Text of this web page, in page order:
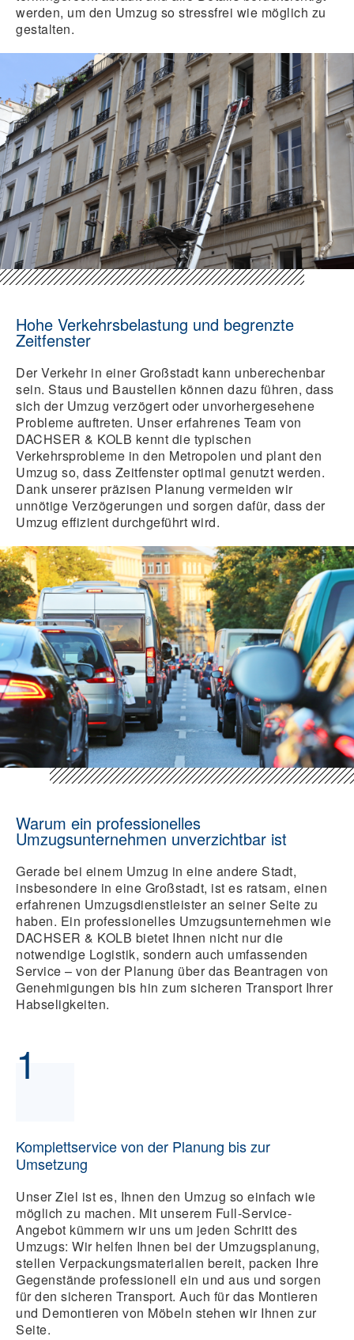
werden, um den Umzug so stressfrei wie möglich zu
gestalten.
Hohe Verkehrsbelastung und begrenzte
Zeitfenster
Der Verkehr in einer Großstadt kann unberechenbar
sein. Staus und Baustellen können dazu führen, dass
sich der Umzug verzögert oder unvorhergesehene
Probleme auftreten. Unser erfahrenes Team von
DACHSER & KOLB kennt die typischen
Verkehrsprobleme in den Metropolen und plant den
Umzug so, dass Zeitfenster optimal genutzt werden.
Dank unserer präzisen Planung vermeiden wir
unnötige Verzögerungen und sorgen dafür, dass der
Umzug effizient durchgeführt wird.
Warum ein professionelles
Umzugsunternehmen unverzichtbar ist
Gerade bei einem Umzug in eine andere Stadt,
insbesondere in eine Großstadt, ist es ratsam, einen
erfahrenen Umzugsdienstleister an seiner Seite zu
haben. Ein professionelles Umzugsunternehmen wie
DACHSER & KOLB bietet Ihnen nicht nur die
notwendige Logistik, sondern auch umfassenden
Service – von der Planung über das Beantragen von
Genehmigungen bis hin zum sicheren Transport Ihrer
Habseligkeiten.
1
Komplettservice von der Planung bis zur
Umsetzung
Unser Ziel ist es, Ihnen den Umzug so einfach wie
möglich zu machen. Mit unserem Full-Service-
Angebot kümmern wir uns um jeden Schritt des
Umzugs: Wir helfen Ihnen bei der Umzugsplanung,
stellen Verpackungsmaterialien bereit, packen Ihre
Gegenstände professionell ein und aus und sorgen
für den sicheren Transport. Auch für das Montieren
und Demontieren von Möbeln stehen wir Ihnen zur
Seite.